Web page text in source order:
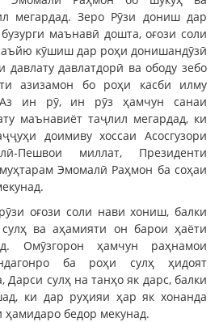
мегардад. Зеро Рӯзи дониш дар
маънавӣ дошта, оғози соли
кӯшиш дар роҳи донишандӯзӣ
давлату давлатдорӣ ва ободу зебо
азизамон бо роҳи касби илму
ин рӯ, ин рӯз ҳамчун санаи
маънавиёт таҷлил мегардад, ки
доимиву хоссаи Асосгузори
Пешвои миллат, Президенти
Эмомалӣ Раҳмон ба соҳаи
оғози соли нави хониш, балки
ва аҳамияти он барои ҳаёти
Омӯзгорон ҳамчун раҳнамои
ба роҳи сулҳ ҳидоят
Дарси сулҳ на танҳо як дарс, балки
ки дар руҳияи ҳар як хонанда
бедор мекунад.